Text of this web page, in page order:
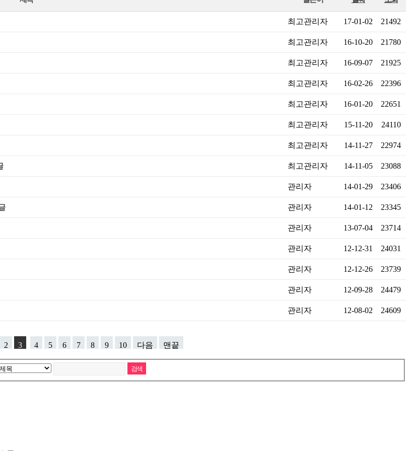
최고관리자 17-01-02 21492
최고관리자 16-10-20 21780
최고관리자 16-09-07 21925
최고관리자 16-02-26 22396
최고관리자 16-01-20 22651
최고관리자 15-11-20 24110
최고관리자 14-11-27 22974
최고관리자 14-11-05 23088
관리자 14-01-29 23406
관리자 14-01-12 23345
관리자 13-07-04 23714
관리자 12-12-31 24031
관리자 12-12-26 23739
관리자 12-09-28 24479
관리자 12-08-02 24609
2 3 4 5 6 7 8 9 10 다음 맨끝